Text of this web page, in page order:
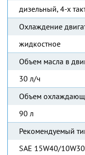
дизельный, 4-х
Охлаждение
жидкостное
Объем масла в
30 л/ч
Объем
90 л
Рекомендуемый
SAE 15W40/10W30